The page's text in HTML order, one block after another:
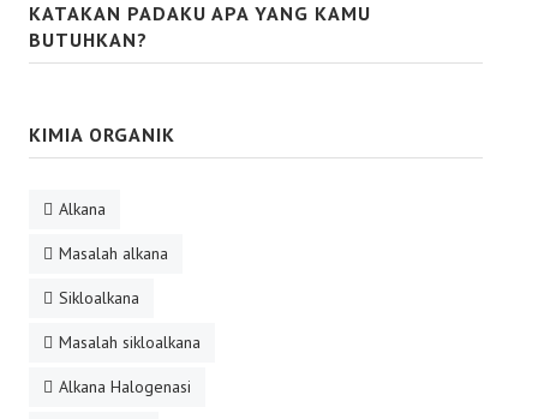
KATAKAN PADAKU APA YANG KAMU
BUTUHKAN?
KIMIA ORGANIK
Alkana
Masalah alkana
Sikloalkana
Masalah sikloalkana
Alkana Halogenasi